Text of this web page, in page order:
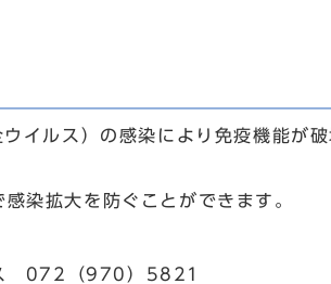
イルス）の感染により免疫機能が
染拡大を防ぐことができます。
072（970）5821